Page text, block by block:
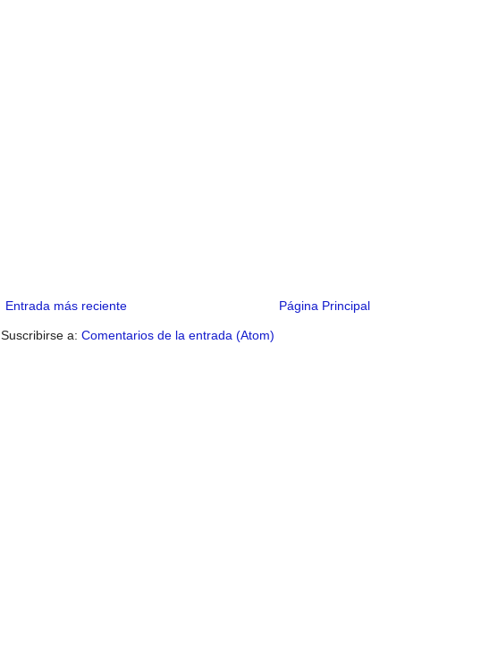
Entrada más reciente Página Principal
Suscribirse a: Comentarios de la entrada (Atom)